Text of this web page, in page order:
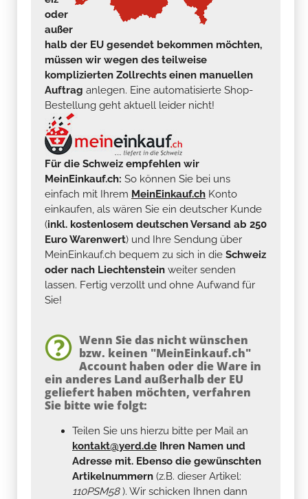
oder
außer
halb der EU gesendet bekommen möchten,
müssen wir wegen des teilweise
komplizierten Zollrechts einen manuellen
Auftrag anlegen. Eine automatisierte Shop-
Bestellung geht aktuell leider nicht!
Für die Schweiz empfehlen wir
MeinEinkauf.ch: So können Sie bei uns
einfach mit Ihrem MeinEinkauf.ch Konto
einkaufen, als wären Sie ein deutscher Kunde
(inkl. kostenlosem deutschen Versand ab 250
Euro Warenwert) und Ihre Sendung über
MeinEinkauf.ch bequem zu sich in die Schweiz
oder nach Liechtenstein weiter senden
lassen. Fertig verzollt und ohne Aufwand für
Sie!
Wenn Sie das nicht wünschen
bzw. keinen "MeinEinkauf.ch"
Account haben oder die Ware in
ein anderes Land außerhalb der EU
geliefert haben möchten, verfahren
Sie bitte wie folgt:
Teilen Sie uns hierzu bitte per Mail an
kontakt@yerd.de Ihren Namen und
Adresse mit. Ebenso die gewünschten
Artikelnummern (z.B. dieser Artikel:
110PSM58). Wir schicken Ihnen dann